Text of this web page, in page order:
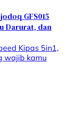
GFS015
Darurat, dan
Kipas 5in1,
wajib kamu